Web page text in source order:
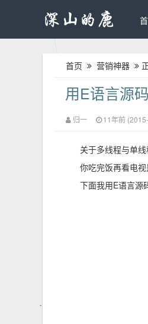
首页 营销神器
用E语言源
归一 11年前
关于多线程与单
你吃完饭再看电
下面我用E语言源